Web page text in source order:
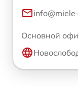
Основной